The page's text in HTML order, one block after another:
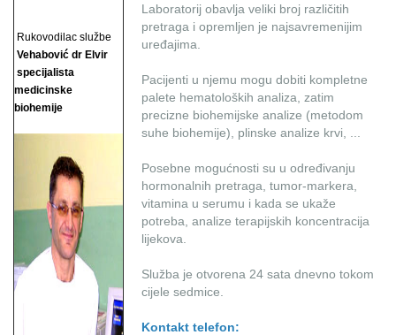
Rukovodilac službe
Vehabović dr Elvir
specijalista
medicinske
biohemije
Laboratorij obavlja veliki broj različitih
pretraga i opremljen je najsavremenijim
uređajima.
Pacijenti u njemu mogu dobiti kompletne
palete hematoloških analiza, zatim
precizne biohemijske analize (metodom
suhe biohemije), plinske analize krvi, ...
Posebne mogućnosti su u određivanju
hormonalnih pretraga, tumor-markera,
vitamina u serumu i kada se ukaže
potreba, analize terapijskih koncentracija
lijekova.
Služba je otvorena 24 sata dnevno tokom
cijele sedmice.
Kontakt telefon: